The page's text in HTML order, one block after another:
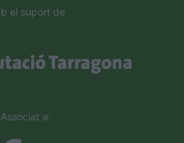
el suport de
Associat a: